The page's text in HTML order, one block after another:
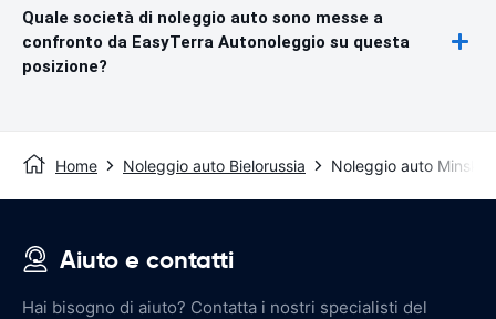
Quale società di noleggio auto sono messe a
confronto da EasyTerra Autonoleggio su questa
posizione?
Home Noleggio auto Bielorussia Noleggio auto Minsk
Aiuto e contatti
Hai bisogno di aiuto? Contatta i nostri specialisti del